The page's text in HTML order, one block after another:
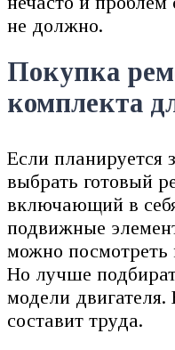
не должно.
Покупка
комплекта
Если планируется
выбрать готовый
включающий в
подвижные
можно посмотреть
Но лучше
модели
составит труда.